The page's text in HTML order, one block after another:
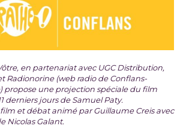
en partenariat avec UGC Distribution,
Radionorine (web radio de Conflans-
propose une projection spéciale du film
derniers jours de Samuel Paty.
et débat animé par Guillaume Creis avec
Nicolas Galant.